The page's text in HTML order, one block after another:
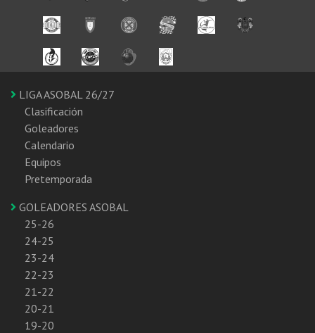
LIGA ASOBAL 26/27
Clasificación
Goleadores
Calendario
Equipos
Pretemporada
GOLEADORES ASOBAL
25-26
24-25
23-24
22-23
21-22
20-21
19-20